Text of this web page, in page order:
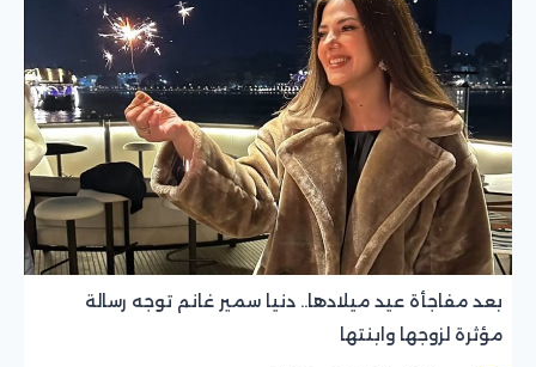
بعد مفاجأة عيد ميلادها.. دنيا سمير غانم توجه رسالة
مؤثرة لزوجها وابنتها